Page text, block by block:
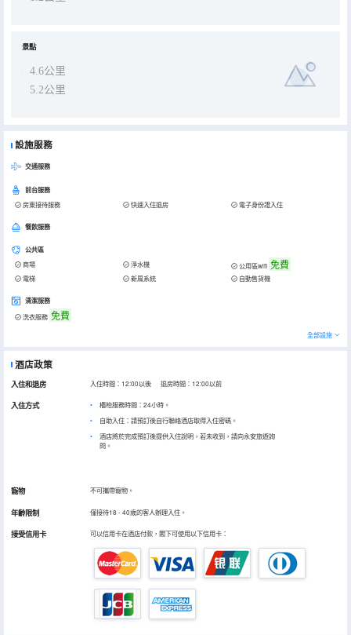
景點
4.6公里
5.2公里
設施服務
交通服務
前台服務
房東接待服務 快速入住退房 電子身份證入住
餐飲服務
公共區
商場 淨水機 公用區wifi 免費
電梯 新風系統 自動售貨機
清潔服務
洗衣服務 免費
全部設施
酒店政策
入住和退房 入住時間：12:00以後 退房時間：12:00以前
入住方式
櫃枱服務時間：24小時。
自助入住：請預訂後自行聯絡酒店取得入住密碼。
酒店將於完成預訂後提供入住說明，若未收到，請向永安旅遊詢
問。
寵物 不可攜帶寵物。
年齡限制 僅接待18 - 40歲的客人辦理入住。
接受信用卡 可以信用卡在酒店付款，閣下可使用以下信用卡：